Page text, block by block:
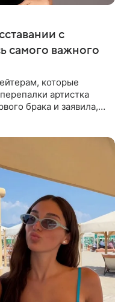
с
самого важного
которые
артистка
брака и заявила,